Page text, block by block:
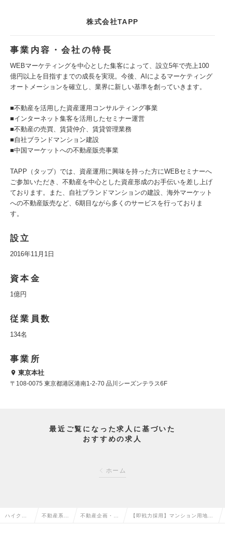
株式会社TAPP
事業内容・会社の特長
WEBマーケティングを中心とした集客によって、設立5年で売上100
億円以上を目指すまでの成長を実現。今後、AIによるマーケティング
オートメーションを確立し、業界に新しい基準を創っていきます。
■不動産を活用した資産運用コンサルティング事業
■インターネット集客を活用したセミナー運営
■不動産の売買、賃貸仲介、賃貸管理業務
■自社ブランドマンション建設
■中国マーケットへの不動産販売事業
TAPP（タップ）では、資産運用に興味を持った方にWEBセミナーへ
ご参加いただき、不動産を中心とした資産形成のお手伝いを差し上げ
ております。また、自社ブランドマンションの建設、海外マーケット
への不動産販売など、6期目ながら多くのサービスを行っておりま
す。
設立
2016年11月1日
資本金
1億円
従業員数
134名
事業所
東京本社
〒108-0075 東京都港区港南1-2-70 品川シーズンテラス6F
最近ご覧になった求人に基づいた
おすすめの求人
ホーム
ハイクラ 不動産系専 不動産企画・仕 【即戦力採用】マンション用地仕